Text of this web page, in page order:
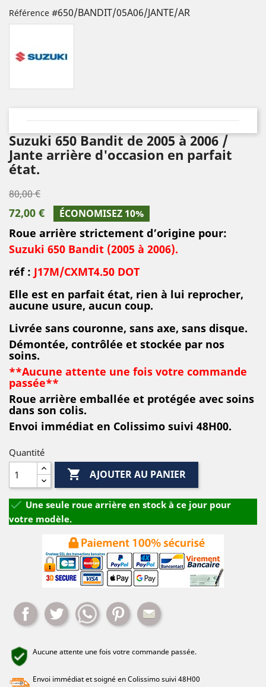
Référence #650/BANDIT/05A06/JANTE/AR
Suzuki 650 Bandit de 2005 à 2006 /
Jante arrière d'occasion en parfait
état.
80,00 €
72,00 € ÉCONOMISEZ 10%
Roue arrière strictement d’origine pour:
Suzuki 650 Bandit (2005 à 2006).
réf : J17M/CXMT4.50 DOT
Elle est en parfait état, rien à lui reprocher,
aucune usure, aucun coup.
Livrée sans couronne, sans axe, sans disque.
Démontée, contrôlée et stockée par nos
soins.
**Aucune attente une fois votre commande
passée**
Roue arrière emballée et protégée avec soins
dans son colis.
Envoi immédiat en Colissimo suivi 48H00.
Quantité
 AJOUTER AU PANIER
 Une seule roue arrière en stock à ce jour pour
votre modèle.
Partager Tweet WhatsappPinterest
Aucune attente une fois votre commande passée.
Envoi immédiat et soigné en Colissimo suivi 48H00